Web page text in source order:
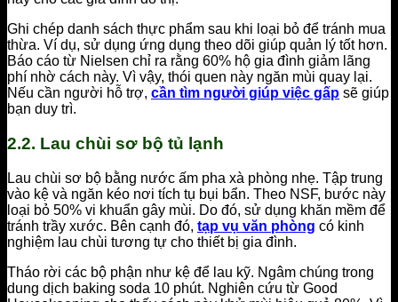
Ghi chép danh sách thực phẩm sau khi loại bỏ để tránh mua
thừa. Ví dụ, sử dụng ứng dụng theo dõi giúp quản lý tốt hơn.
Báo cáo từ Nielsen chỉ ra rằng 60% hộ gia đình giảm lãng
phí nhờ cách này. Vì vậy, thói quen này ngăn mùi quay lại.
Nếu cần người hỗ trợ, cần tìm người giúp việc gấp sẽ giúp
bạn duy trì.
2.2. Lau chùi sơ bộ tủ lạnh
Lau chùi sơ bộ bằng nước ấm pha xà phòng nhẹ. Tập trung
vào kệ và ngăn kéo nơi tích tụ bụi bẩn. Theo NSF, bước này
loại bỏ 50% vi khuẩn gây mùi. Do đó, sử dụng khăn mềm để
tránh trầy xước. Bên cạnh đó, tạp vụ văn phòng có kinh
nghiệm lau chùi tương tự cho thiết bị gia đình.
Tháo rời các bộ phận như kệ để lau kỹ. Ngâm chúng trong
dung dịch baking soda 10 phút. Nghiên cứu từ Good